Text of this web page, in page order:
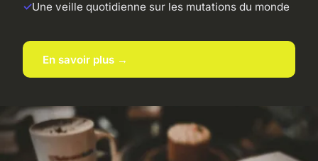
Une veille quotidienne sur les mutations du monde
En savoir plus →